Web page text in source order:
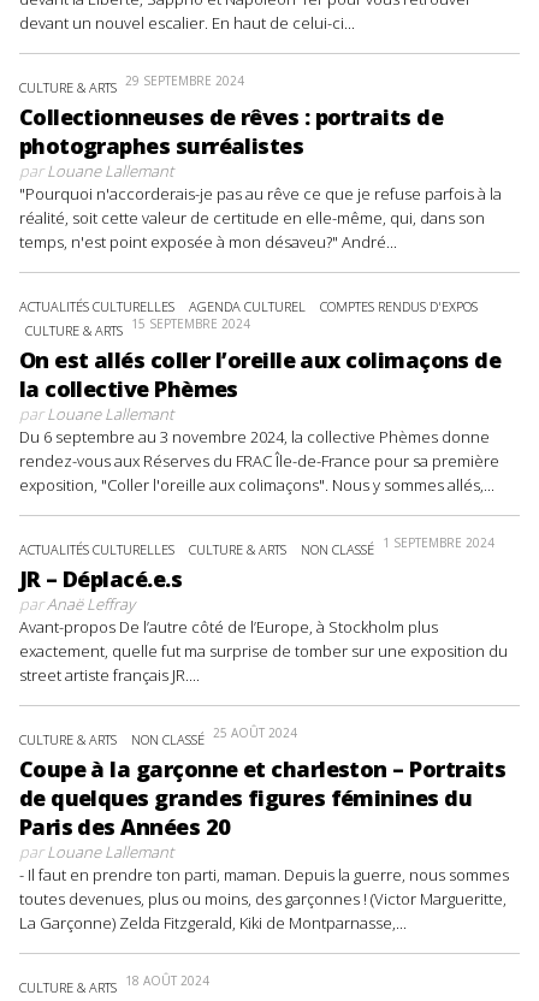
devant un nouvel escalier. En haut de celui-ci...
CULTURE & ARTS 29 SEPTEMBRE 2024
Collectionneuses de rêves : portraits de
photographes surréalistes
parLouane Lallemant
"Pourquoi n'accorderais-je pas au rêve ce que je refuse parfois à la
réalité, soit cette valeur de certitude en elle-même, qui, dans son
temps, n'est point exposée à mon désaveu?" André...
ACTUALITÉS CULTURELLES AGENDA CULTUREL
COMPTES RENDUS D'EXPOS
CULTURE & ARTS 15 SEPTEMBRE 2024
On est allés coller l’oreille aux colimaçons de
la collective Phèmes
parLouane Lallemant
Du 6 septembre au 3 novembre 2024, la collective Phèmes donne
rendez-vous aux Réserves du FRAC Île-de-France pour sa première
exposition, "Coller l'oreille aux colimaçons". Nous y sommes allés,...
ACTUALITÉS CULTURELLES CULTURE & ARTS NON CLASSÉ 1 SEPTEMBRE 2024
JR – Déplacé.e.s
parAnaë Leffray
Avant-propos De l’autre côté de l’Europe, à Stockholm plus
exactement, quelle fut ma surprise de tomber sur une exposition du
street artiste français JR....
CULTURE & ARTS NON CLASSÉ 25 AOÛT 2024
Coupe à la garçonne et charleston – Portraits
de quelques grandes figures féminines du
Paris des Années 20
parLouane Lallemant
- Il faut en prendre ton parti, maman. Depuis la guerre, nous sommes
toutes devenues, plus ou moins, des garçonnes ! (Victor Margueritte,
La Garçonne) Zelda Fitzgerald, Kiki de Montparnasse,...
CULTURE & ARTS 18 AOÛT 2024